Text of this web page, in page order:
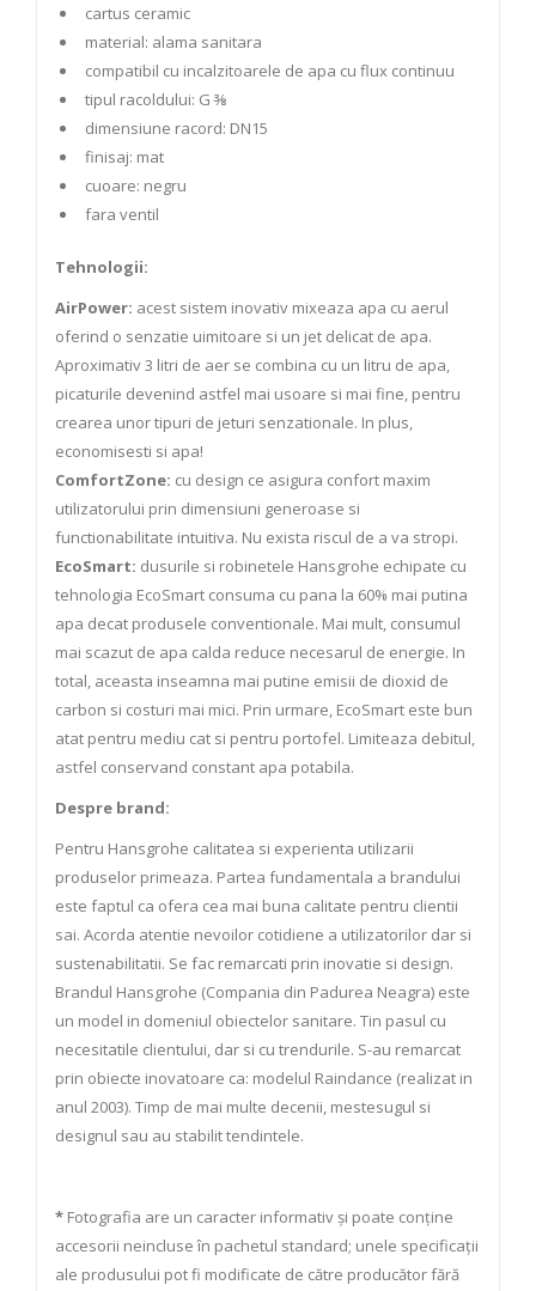
cartus ceramic
material: alama sanitara
compatibil cu incalzitoarele de apa cu flux continuu
tipul racoldului: G ⅜
dimensiune racord: DN15
finisaj: mat
cuoare: negru
fara ventil
Tehnologii:
AirPower: acest sistem inovativ mixeaza apa cu aerul
oferind o senzatie uimitoare si un jet delicat de apa.
Aproximativ 3 litri de aer se combina cu un litru de apa,
picaturile devenind astfel mai usoare si mai fine, pentru
crearea unor tipuri de jeturi senzationale. In plus,
economisesti si apa!
ComfortZone: cu design ce asigura confort maxim
utilizatorului prin dimensiuni generoase si
functionabilitate intuitiva. Nu exista riscul de a va stropi.
EcoSmart: dusurile si robinetele Hansgrohe echipate cu
tehnologia EcoSmart consuma cu pana la 60% mai putina
apa decat produsele conventionale. Mai mult, consumul
mai scazut de apa calda reduce necesarul de energie. In
total, aceasta inseamna mai putine emisii de dioxid de
carbon si costuri mai mici. Prin urmare, EcoSmart este bun
atat pentru mediu cat si pentru portofel. Limiteaza debitul,
astfel conservand constant apa potabila.
Despre brand:
Pentru Hansgrohe calitatea si experienta utilizarii
produselor primeaza. Partea fundamentala a brandului
este faptul ca ofera cea mai buna calitate pentru clientii
sai. Acorda atentie nevoilor cotidiene a utilizatorilor dar si
sustenabilitatii. Se fac remarcati prin inovatie si design.
Brandul Hansgrohe (Compania din Padurea Neagra) este
un model in domeniul obiectelor sanitare. Tin pasul cu
necesitatile clientului, dar si cu trendurile. S-au remarcat
prin obiecte inovatoare ca: modelul Raindance (realizat in
anul 2003). Timp de mai multe decenii, mestesugul si
designul sau au stabilit tendintele.
* Fotografia are un caracter informativ și poate conține
accesorii neincluse în pachetul standard; unele specificații
ale produsului pot fi modificate de către producător fără